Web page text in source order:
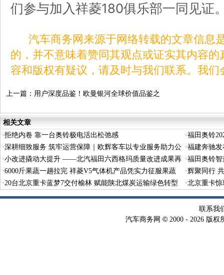
们参与加入祥菱180俱乐部一同见证
汽车商务网来源于网络转载的文章信息
的，并不意味着赞同其观点或证实其内容
容和版权有疑议，请及时与我们联系。我
上一篇： 用户深度品鉴！欧曼银河全球价值品鉴之
相关文章
·拒绝内卷 靠一台奥铃极电活出松弛感 ·福田奥铃
义驱动长效
·深耕细致服务 筑牢运营保障｜欧辉客车以专业服务助力公
交平稳运行
·福建奔驰发
·小改进撬动大提升 ——北汽福田六西格玛质量改进成果再
获国家级殊荣
·福田奥铃
·6000斤果蔬一趟拉完 祥菱V5气体机产品凭实力征服果蔬
生意人
·辉聚同行
启航
·20台北京重卡蓝梦7交付榆林 赋能陕北煤炭运输绿色转型 ·北京重卡
联系我
汽车商务网 © 2000 - 2026 版权